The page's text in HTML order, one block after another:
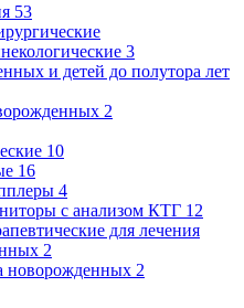
53
3
и детей до полутора лет
2
10
16
4
с анализом КТГ 12
для лечения
2
новорожденных 2